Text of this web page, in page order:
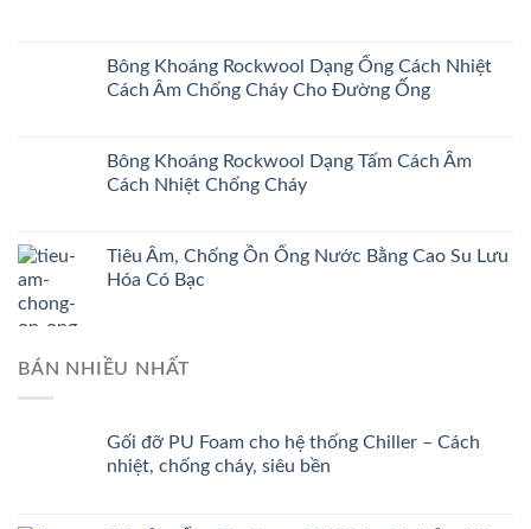
Bông Khoáng Rockwool Dạng Ống Cách Nhiệt
Cách Âm Chống Cháy Cho Đường Ống
Bông Khoáng Rockwool Dạng Tấm Cách Âm
Cách Nhiệt Chống Cháy
Tiêu Âm, Chống Ồn Ống Nước Bằng Cao Su Lưu
Hóa Có Bạc
BÁN NHIỀU NHẤT
Gối đỡ PU Foam cho hệ thống Chiller – Cách
nhiệt, chống cháy, siêu bền